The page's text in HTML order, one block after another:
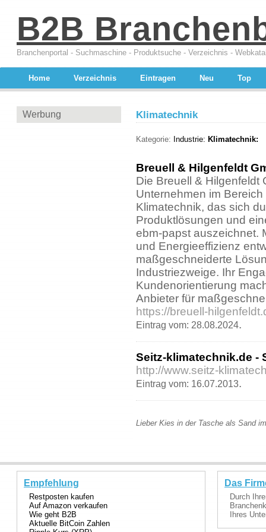
B2B
Branchenportal - Suchmaschine - Produktsuche - Verzeichnis -
Home Verzeichnis Eintragen Neu Top
Werbung Klimatechnik
Kategorie: Industrie: Klimatechnik:
Breuell & Hilgenfeldt
Die Breuell & Hilgenfeldt
Unternehmen im
Klimatechnik, das sich
Produktlösungen und
ebm-papst auszeichnet.
und Energieeffizienz
maßgeschneiderte
Industriezweige. Ihr
Kundenorientierung
Anbieter für
https://breuell-
Eintrag vom: 28.08.2024.
Seitz-klimatechnik.de -
http://www.seitz-
Eintrag vom: 16.07.2013.
Lieber Kies in der Tasche als Sand
Empfehlung
Restposten kaufen
Auf Amazon verkaufen
Wie geht B2B
Aktuelle BitCoin Zahlen
Das
Durch
Ihres